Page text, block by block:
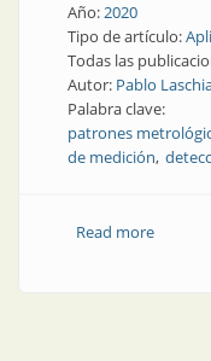
Año:2020
Tipo de artículo:
Todas las
Autor: Pablo
Palabra clave:
patrones
de medición
Read moreabout